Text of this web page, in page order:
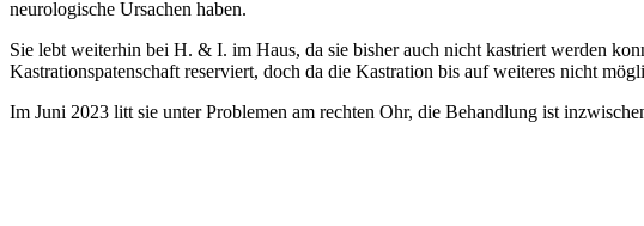
neurologische Ursachen haben.
Sie lebt weiterhin bei H. & I. im Haus, da sie bisher auch nicht kastriert werden
Kastrationspatenschaft reserviert, doch da die Kastration bis auf weiteres nicht
Im Juni 2023 litt sie unter Problemen am rechten Ohr, die Behandlung ist